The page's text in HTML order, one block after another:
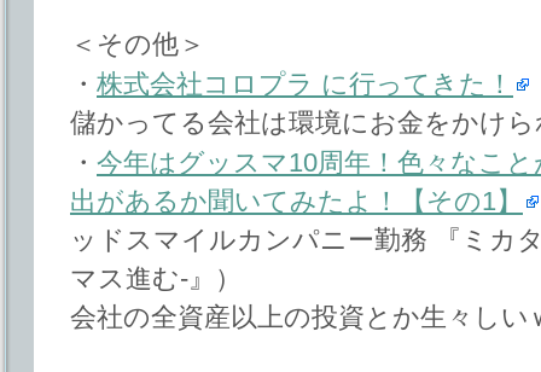
＜その他＞
・ 株式会社コロプラ に行ってきた！
儲かってる会社は環境にお金をかけ
・ 今年はグッスマ10周年！色々なこ
出があるか聞いてみたよ！【その1】
ッドスマイルカンパニー勤務 『ミカ
マス進む-』）
会社の全資産以上の投資とか生々しい